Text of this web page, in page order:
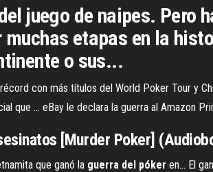
juego de naipes. Pero
muchas etapas en la
o sus...
con más títulos del World Poker Tour y
que ... eBay le declara la guerra al Amazon
[Murder Poker]
que ganó la guerra del póker en… El